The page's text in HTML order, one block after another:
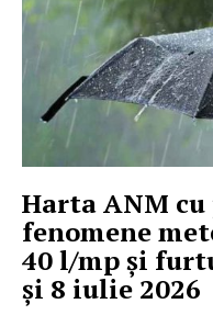
Harta ANM
fenomene
40 l/mp și
și 8 iulie 2026